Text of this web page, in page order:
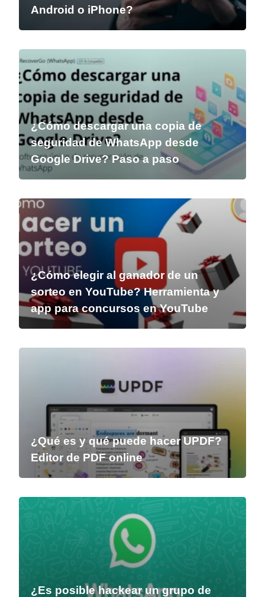
Android o iPhone?
¿Cómo descargar una copia de
seguridad de WhatsApp desde
Google Drive? Paso a paso
¿Cómo elegir al ganador de un
sorteo en YouTube? Herramienta y
app para concursos en YouTube
¿Qué es y qué puede hacer UPDF?
Editor de PDF online
¿Es posible hackear un grupo de